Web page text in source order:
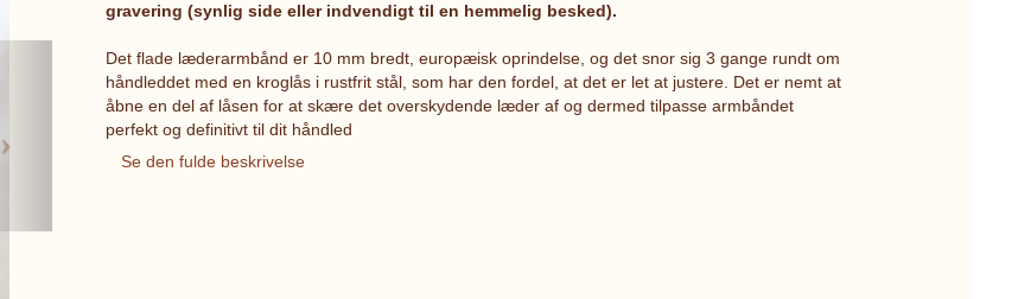
gravering (synlig side eller indvendigt til en hemmelig besked).
Det flade læderarmbånd er 10 mm bredt, europæisk oprindelse, og det snor sig 3 gange rundt om
håndleddet med en kroglås i rustfrit stål, som har den fordel, at det er let at justere. Det er nemt at
åbne en del af låsen for at skære det overskydende læder af og dermed tilpasse armbåndet
perfekt og definitivt til dit håndled
Se den fulde beskrivelse